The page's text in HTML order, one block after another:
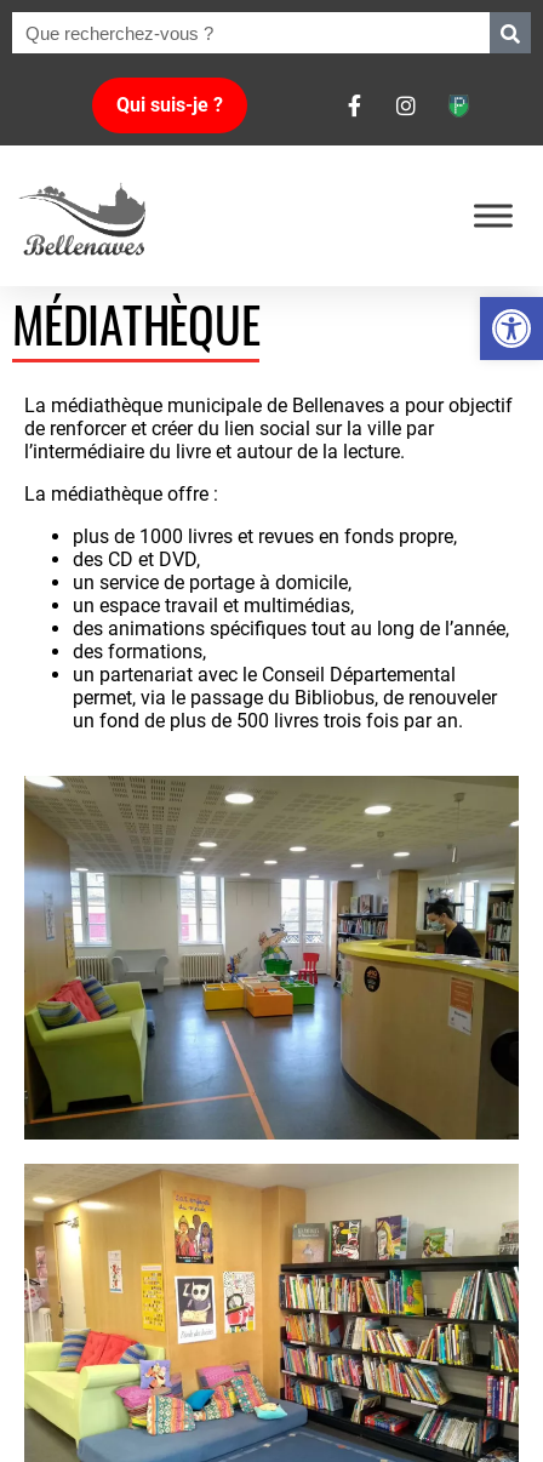
Ouvrir
Qui suis-je ?
MÉDIATHÈQUE
La médiathèque municipale de Bellenaves a pour objectif
de renforcer et créer du lien social sur la ville par
l’intermédiaire du livre et autour de la lecture.
La médiathèque offre :
plus de 1000 livres et revues en fonds propre,
des CD et DVD,
un service de portage à domicile,
un espace travail et multimédias,
des animations spécifiques tout au long de l’année,
des formations,
un partenariat avec le Conseil Départemental
permet, via le passage du Bibliobus, de renouveler
un fond de plus de 500 livres trois fois par an.